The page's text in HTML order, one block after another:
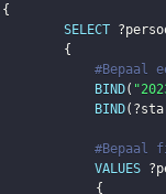
{
SELECT
{
#Bepaal
BIND(
BIND(
#Bepaal
VALUES
{